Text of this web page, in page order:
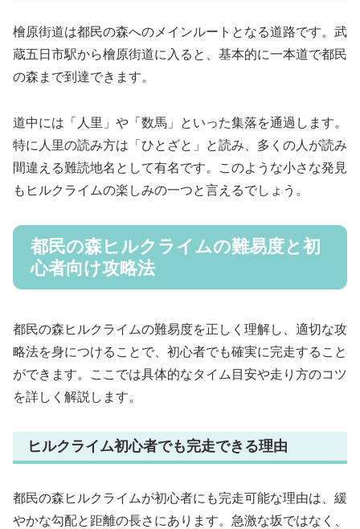
檜原街道は都民の森へのメインルートとなる道路です。武
蔵五日市駅から檜原街道に入ると、基本的に一本道で都民
の森まで到達できます。
道中には「人里」や「数馬」といった集落を通過します。
特に人里の読み方は「ひとざと」と読み、多くの人が読み
間違える難読地名として有名です。このような小さな発見
もヒルクライムの楽しみの一つと言えるでしょう。
都民の森ヒルクライムの難易度と初
心者向け攻略法
都民の森ヒルクライムの難易度を正しく理解し、適切な攻
略法を身につけることで、初心者でも確実に完走すること
ができます。ここでは具体的なタイム目安や走り方のコツ
を詳しく解説します。
ヒルクライム初心者でも完走できる理由
都民の森ヒルクライムが初心者にも完走可能な理由は、緩
やかな勾配と距離の長さにあります。急激な坂ではなく、